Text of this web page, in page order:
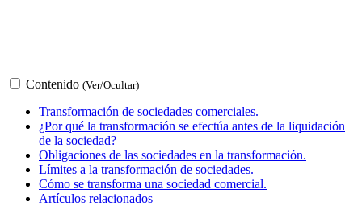
Contenido (Ver/Ocultar)
Transformación de sociedades comerciales.
¿Por qué la transformación se efectúa antes de la liquidación
de la sociedad?
Obligaciones de las sociedades en la transformación.
Límites a la transformación de sociedades.
Cómo se transforma una sociedad comercial.
Artículos relacionados